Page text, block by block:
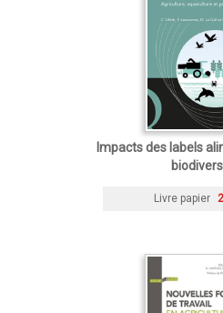
Impacts des labels
Livre papier